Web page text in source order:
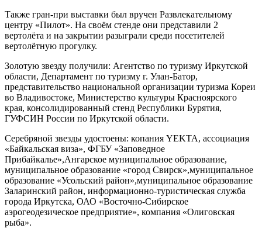
Также гран-при выставки был вручен Развлекательному
центру «Пилот». На своём стенде они представили 2
вертолёта и на закрытии разыграли среди посетителей
вертолётную прогулку.
Золотую звезду получили: Агентство по туризму Иркутской
области, Департамент по туризму г. Улан-Батор,
представительство национальной организации туризма Кореи
во Владивостоке, Министерство культуры Красноярского
края, консолидированный стенд Республики Бурятия,
ГУФСИН России по Иркутской области.
Серебряной звезды удостоены: копания YEKTA, ассоциация
«Байкальская виза», ФГБУ «Заповедное
Прибайкалье»,Ангарское муниципальное образование,
муниципальное образование «город Свирск»,муниципальное
образование «Усольский район»,муниципальное образование
Заларинский район, информационно-туристическая служба
города Иркутска, ОАО «Восточно-Сибирское
аэрогеодезическое предприятие», компания «Олиговская
рыба».